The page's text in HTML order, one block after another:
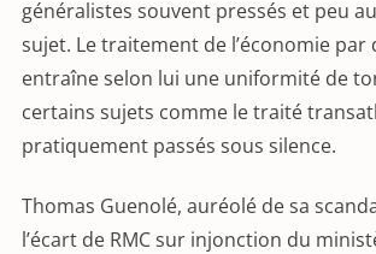
généralistes souvent pressés et peu
sujet. Le traitement de l’économie par
entraîne selon lui une uniformité de
certains sujets comme le traité
pratiquement passés sous silence.
Thomas Guenolé, auréolé de sa
l’écart de RMC sur injonction du